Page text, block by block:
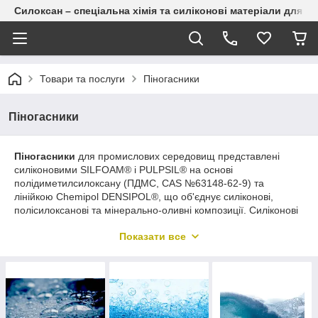
Силоксан – спеціальна хімія та силіконові матеріали для
Товари та послуги Піногасники
Піногасники
Піногасники для промислових середовищ представлені
силіконовими SILFOAM® і PULPSIL® на основі
полідиметилсилоксану (ПДМС, CAS №63148-62-9) та
лінійкою Chemipol DENSIPOL®, що об'єднує силіконові,
полісилоксанові та мінерально-оливні композиції. Силіконові
завдяки низькому поверхневому натягу (20-22 мН/м проти 72
матрицю для механічної дестабілізації пінної плівки.
Безсиліконові марки DENSIPOL® доповнюють портфель там,
де сліди силікону неприпустимі.
Показати все